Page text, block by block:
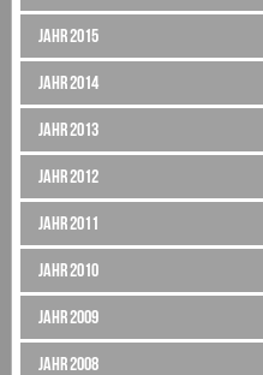
Jahr 2015
Jahr 2014
Jahr 2013
Jahr 2012
Jahr 2011
Jahr 2010
Jahr 2009
Jahr 2008